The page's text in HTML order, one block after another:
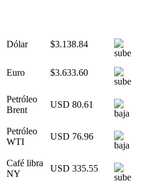
Dólar $3.138.84
Euro $3.633.60
Petróleo
Brent
USD 80.61
Petróleo
WTI
USD 76.96
Café libra
NY
USD 335.55